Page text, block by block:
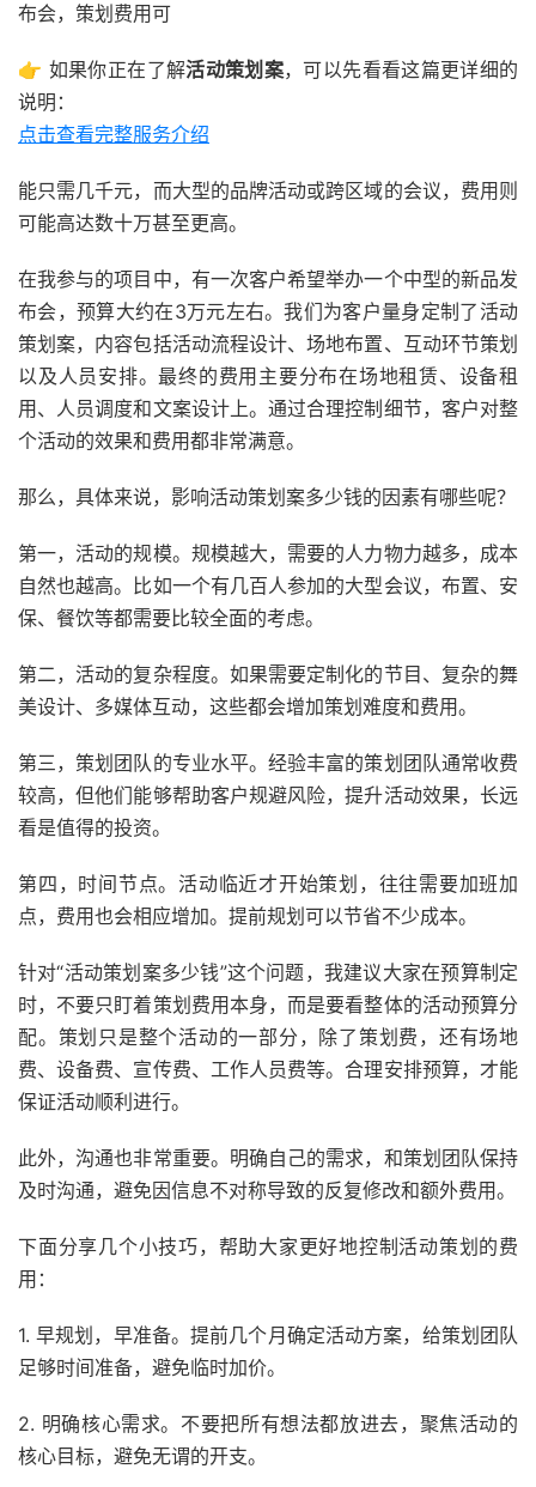
布会，策划费用可
👉 如果你正在了解活动策划案，可以先看看这篇更详细的
说明：
点击查看完整服务介绍
能只需几千元，而大型的品牌活动或跨区域的会议，费用则
可能高达数十万甚至更高。
在我参与的项目中，有一次客户希望举办一个中型的新品发
布会，预算大约在3万元左右。我们为客户量身定制了活动
策划案，内容包括活动流程设计、场地布置、互动环节策划
以及人员安排。最终的费用主要分布在场地租赁、设备租
用、人员调度和文案设计上。通过合理控制细节，客户对整
个活动的效果和费用都非常满意。
那么，具体来说，影响活动策划案多少钱的因素有哪些呢？
第一，活动的规模。规模越大，需要的人力物力越多，成本
自然也越高。比如一个有几百人参加的大型会议，布置、安
保、餐饮等都需要比较全面的考虑。
第二，活动的复杂程度。如果需要定制化的节目、复杂的舞
美设计、多媒体互动，这些都会增加策划难度和费用。
第三，策划团队的专业水平。经验丰富的策划团队通常收费
较高，但他们能够帮助客户规避风险，提升活动效果，长远
看是值得的投资。
第四，时间节点。活动临近才开始策划，往往需要加班加
点，费用也会相应增加。提前规划可以节省不少成本。
针对“活动策划案多少钱”这个问题，我建议大家在预算制定
时，不要只盯着策划费用本身，而是要看整体的活动预算分
配。策划只是整个活动的一部分，除了策划费，还有场地
费、设备费、宣传费、工作人员费等。合理安排预算，才能
保证活动顺利进行。
此外，沟通也非常重要。明确自己的需求，和策划团队保持
及时沟通，避免因信息不对称导致的反复修改和额外费用。
下面分享几个小技巧，帮助大家更好地控制活动策划的费
用：
1. 早规划，早准备。提前几个月确定活动方案，给策划团队
足够时间准备，避免临时加价。
2. 明确核心需求。不要把所有想法都放进去，聚焦活动的
核心目标，避免无谓的开支。